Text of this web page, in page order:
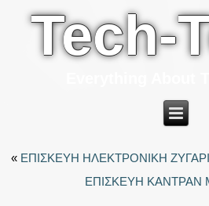
Tech-
« ΕΠΙΣΚΕΥΗ ΗΛΕΚΤΡΟΝΙΚΗ
ΕΠΙΣΚΕΥΗ ΚΑΝΤΡΑΝ